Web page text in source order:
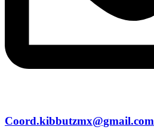
Coord.kibbutzmx@gmail.com